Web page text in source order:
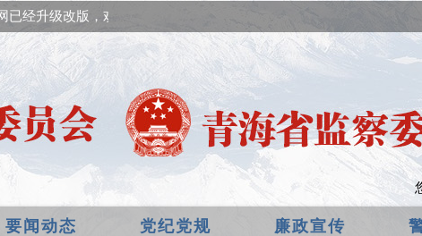
经升级改版，欢迎提出宝贵意见！
要闻动态 党纪党规 廉政宣传